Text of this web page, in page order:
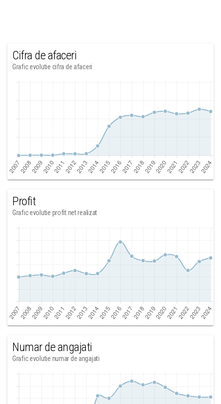
Cifra de afaceri
Grafic evolutie cifra de afaceri
Profit
Grafic evolutie profit net realizat
Numar de angajati
Grafic evolutie numar de angajati